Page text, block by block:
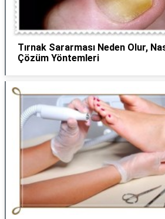
Tırnak Sararması Neden Olur,
Çözüm Yöntemleri